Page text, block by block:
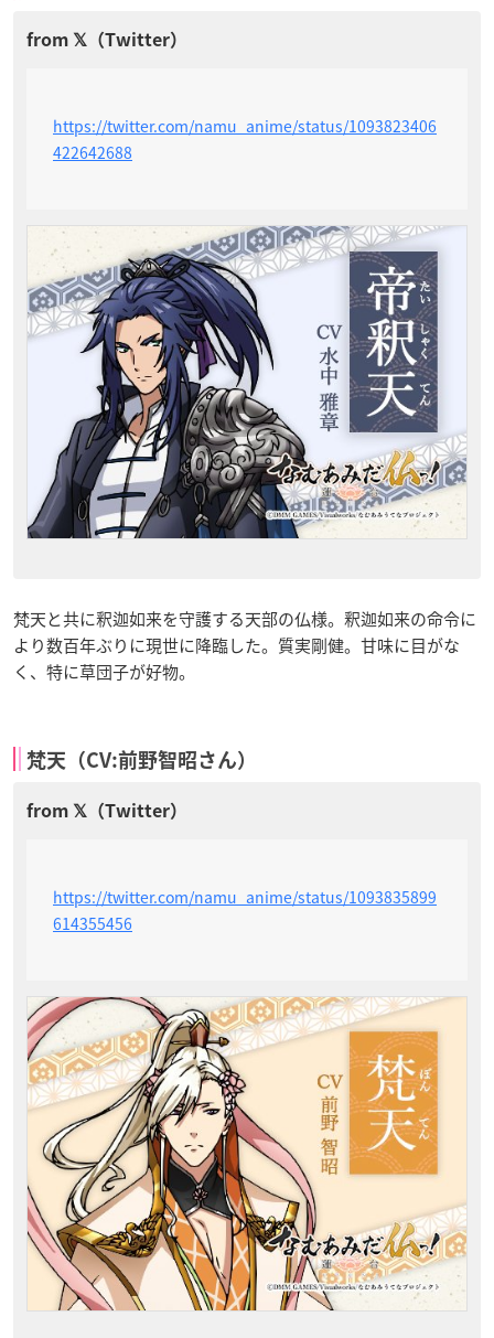
https://twitter.com/namu_anime/status/1093823406
422642688
梵天と共に釈迦如来を守護する天部の仏様。釈迦如来の命令に
より数百年ぶりに現世に降臨した。質実剛健。甘味に目がな
く、特に草団子が好物。
梵天（CV:前野智昭さん）
https://twitter.com/namu_anime/status/1093835899
614355456